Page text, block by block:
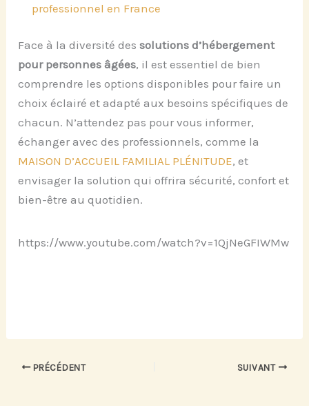
professionnel en France
Face à la diversité dessolutions d’hébergement
pour personnes âgées, il est essentiel de bien
comprendre les options disponibles pour faire un
choix éclairé et adapté aux besoins spécifiques de
chacun. N’attendez pas pour vous informer,
échanger avec des professionnels, comme la
MAISON D’ACCUEIL FAMILIAL PLÉNITUDE, et
envisager la solution qui offrira sécurité, confort et
bien-être au quotidien.
https://www.youtube.com/watch?v=1QjNeGFIWMw
PRÉCÉDENT SUIVANT